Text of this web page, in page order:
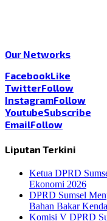
Our Networks
FacebookLike
TwitterFollow
InstagramFollow
YoutubeSubscribe
EmailFollow
Liputan Terkini
Ketua DPRD
Ekonomi 2026
DPRD Sumsel
Bahan Bakar
Komisi V DPRD